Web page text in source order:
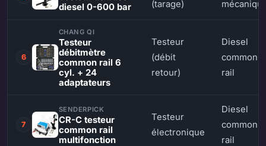
diesel 0-600 bar
(tarage)
6
CHANG QI
Testeur
débitmètre
common rail 6
cyl. + 24
adaptateurs
Testeur
(débit
retour)
Diesel
common
rail
7
SENDERPICK
CR-C testeur
common rail
multifonction
Testeur
électronique
Diesel
common
rail